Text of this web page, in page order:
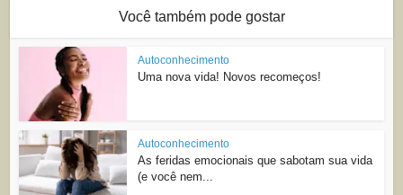
Você também pode gostar
Autoconhecimento
Uma nova vida! Novos recomeços!
Autoconhecimento
As feridas emocionais que sabotam sua vida
(e você nem...